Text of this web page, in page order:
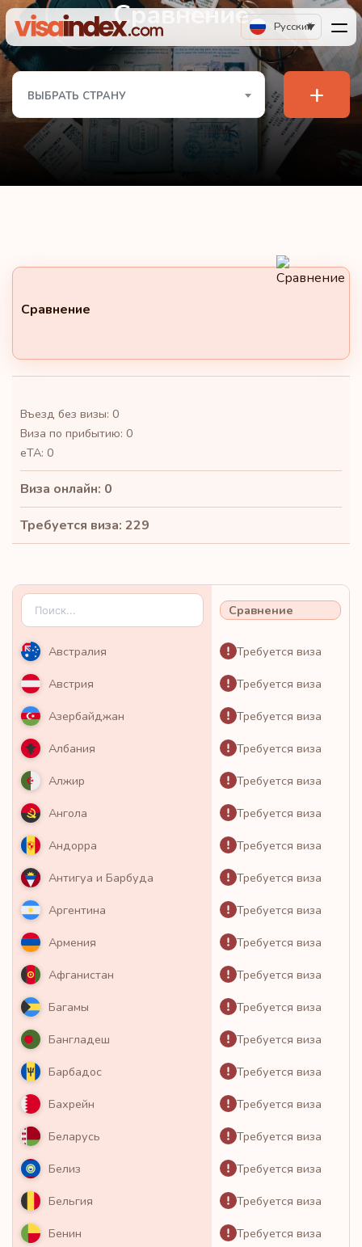
Русский
Сравнение
ВЫБРАТЬ СТРАНУ +
Сравнение
Въезд без визы: 0
Виза по прибытию: 0
eTA: 0
Виза онлайн: 0
Требуется виза: 229
Сравнение
Австралия Требуется виза
Австрия Требуется виза
Азербайджан Требуется виза
Албания Требуется виза
Алжир Требуется виза
Ангола Требуется виза
Андорра Требуется виза
Антигуа и Барбуда Требуется виза
Аргентина Требуется виза
Армения Требуется виза
Афганистан Требуется виза
Багамы Требуется виза
Бангладеш Требуется виза
Барбадос Требуется виза
Бахрейн Требуется виза
Беларусь Требуется виза
Белиз Требуется виза
Бельгия Требуется виза
Бенин Требуется виза